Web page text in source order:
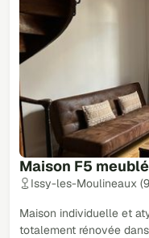
Maison F5
Issy-les-Moulineaux
Maison individuelle et
totalement rénovée